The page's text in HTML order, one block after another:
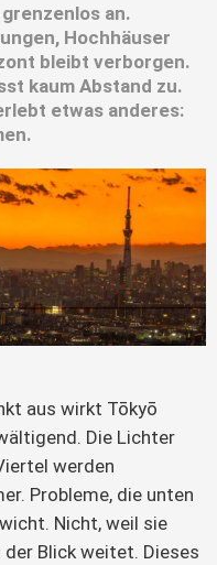
an.
Hochhäuser
bleibt verborgen.
kaum Abstand zu.
etwas anderes:
aus wirkt Tōkyō
Die Lichter
werden
Probleme, die unten
Nicht, weil sie
Blick weitet. Dieses